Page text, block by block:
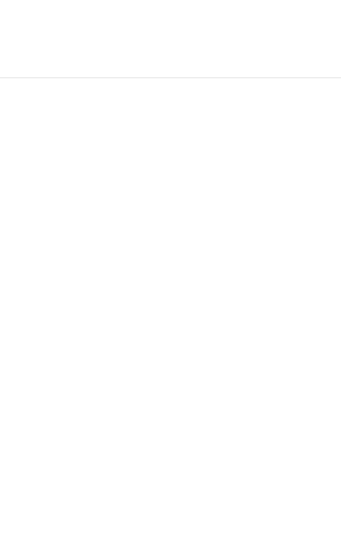
при запуске в холодных условиях